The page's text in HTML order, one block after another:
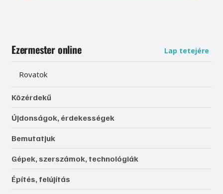
Ezermester online Lap tetejére
Rovatok
Közérdekű
Újdonságok, érdekességek
Bemutatjuk
Gépek, szerszámok, technológiák
Építés, felújítás